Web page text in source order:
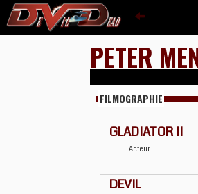
PETER
FILMOGRAPHIE
GLADIATOR II
Acteur
DEVIL